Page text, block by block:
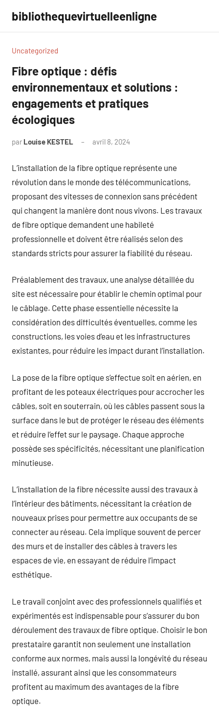
contenu
bibliothequevirtuelleenligne
Uncategorized
Fibre optique : défis
environnementaux et solutions :
engagements et pratiques
écologiques
par Louise KESTEL avril 8, 2024
L’installation de la fibre optique représente une
révolution dans le monde des télécommunications,
proposant des vitesses de connexion sans précédent
qui changent la manière dont nous vivons. Les travaux
de fibre optique demandent une habileté
professionnelle et doivent être réalisés selon des
standards stricts pour assurer la fiabilité du réseau.
Préalablement des travaux, une analyse détaillée du
site est nécessaire pour établir le chemin optimal pour
le câblage. Cette phase essentielle nécessite la
considération des difficultés éventuelles, comme les
constructions, les voies d’eau et les infrastructures
existantes, pour réduire les impact durant l’installation.
La pose de la fibre optique s’effectue soit en aérien, en
profitant de les poteaux électriques pour accrocher les
câbles, soit en souterrain, où les câbles passent sous la
surface dans le but de protéger le réseau des éléments
et réduire l’effet sur le paysage. Chaque approche
possède ses spécificités, nécessitant une planification
minutieuse.
L’installation de la fibre nécessite aussi des travaux à
l’intérieur des bâtiments, nécessitant la création de
nouveaux prises pour permettre aux occupants de se
connecter au réseau. Cela implique souvent de percer
des murs et de installer des câbles à travers les
espaces de vie, en essayant de réduire l’impact
esthétique.
Le travail conjoint avec des professionnels qualifiés et
expérimentés est indispensable pour s’assurer du bon
déroulement des travaux de fibre optique. Choisir le bon
prestataire garantit non seulement une installation
conforme aux normes, mais aussi la longévité du réseau
installé, assurant ainsi que les consommateurs
profitent au maximum des avantages de la fibre
optique.